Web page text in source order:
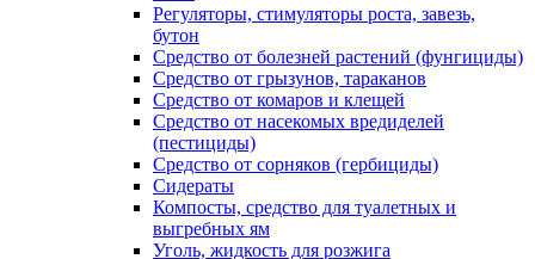
Регуляторы, стимуляторы роста, завезь,
бутон
Средство от болезней растений (фунгициды)
Средство от грызунов, тараканов
Средство от комаров и клещей
Средство от насекомых вредиделей
(пестициды)
Средство от сорняков (гербициды)
Сидераты
Компосты, средство для туалетных и
выгребных ям
Уголь, жидкость для розжига